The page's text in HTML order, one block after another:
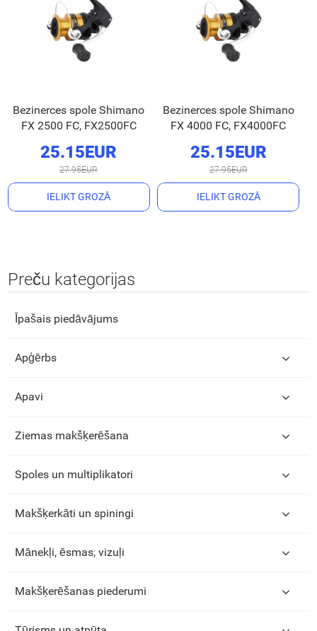
Bezinerces spole Shimano
FX 2500 FC, FX2500FC
25.15EUR
27.95EUR
IELIKT GROZĀ
Bezinerces spole Shimano
FX 4000 FC, FX4000FC
25.15EUR
27.95EUR
IELIKT GROZĀ
Preču kategorijas
Īpašais piedāvājums
Apģērbs
Apavi
Ziemas makšķerēšana
Spoles un multiplikatori
Makšķerkāti un spiningi
Mānekļi, ēsmas, vizuļi
Makšķerēšanas piederumi